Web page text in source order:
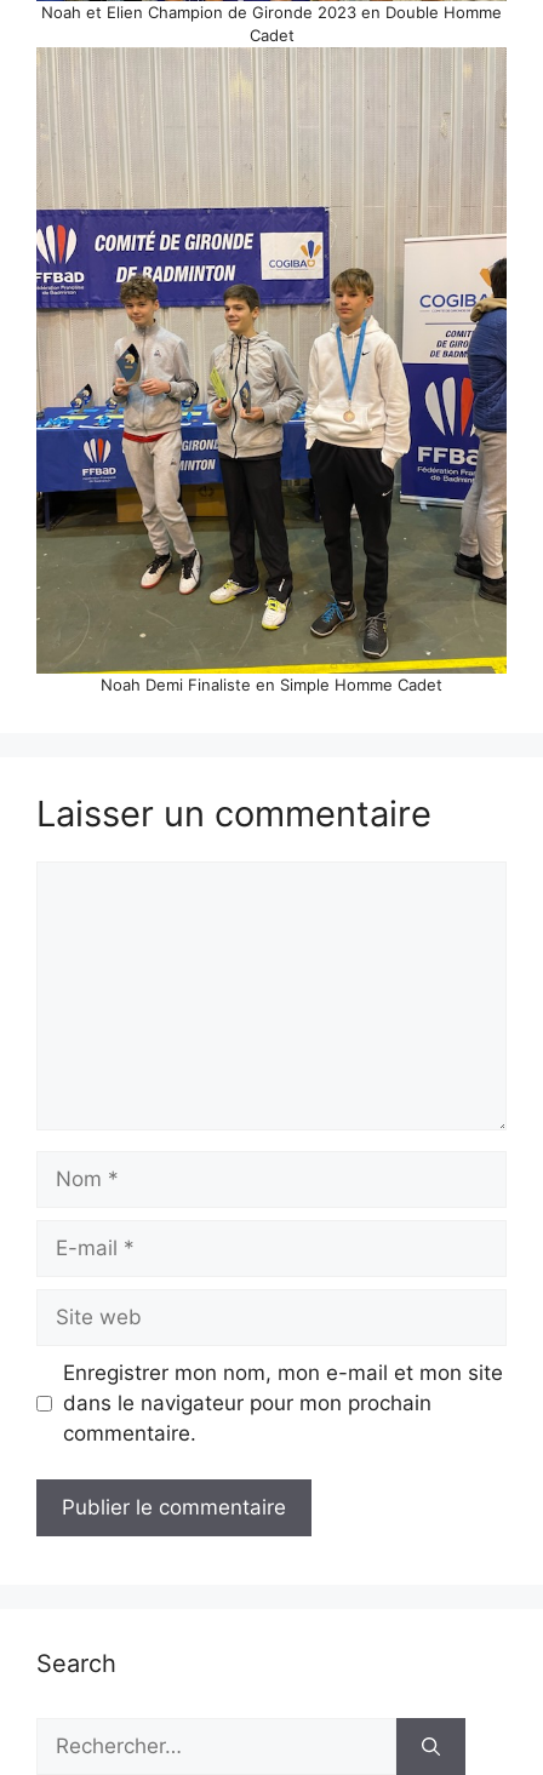
Noah et Elien Champion de Gironde 2023 en Double Homme
Cadet
Noah Demi Finaliste en Simple Homme Cadet
Laisser un commentaire
mail
web
Enregistrer mon nom, mon e-mail et mon site
dans le navigateur pour mon prochain
commentaire.
Search
Rechercher :